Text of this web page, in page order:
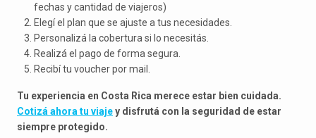
fechas y cantidad de viajeros)
Elegí el plan que se ajuste a tus necesidades.
Personalizá la cobertura si lo necesitás.
Realizá el pago de forma segura.
Recibí tu voucher por mail.
Tu experiencia en Costa Rica merece estar bien cuidada.
Cotizá ahora tu viajey disfrutá con la seguridad de estar
siempre protegido.